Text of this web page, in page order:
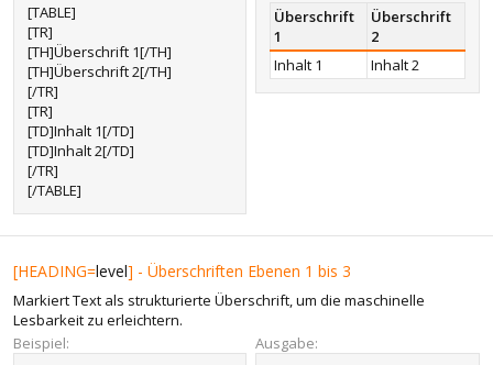
[TABLE]
[TR]
[TH]Überschrift 1[/TH]
[TH]Überschrift 2[/TH]
[/TR]
[TR]
[TD]Inhalt 1[/TD]
[TD]Inhalt 2[/TD]
[/TR]
[/TABLE]
Überschrift
1
Überschrift
2
Inhalt 1
Inhalt 2
[HEADING=level] - Überschriften Ebenen 1 bis 3
Markiert Text als strukturierte Überschrift, um die maschinelle
Lesbarkeit zu erleichtern.
Beispiel:
Ausgabe: